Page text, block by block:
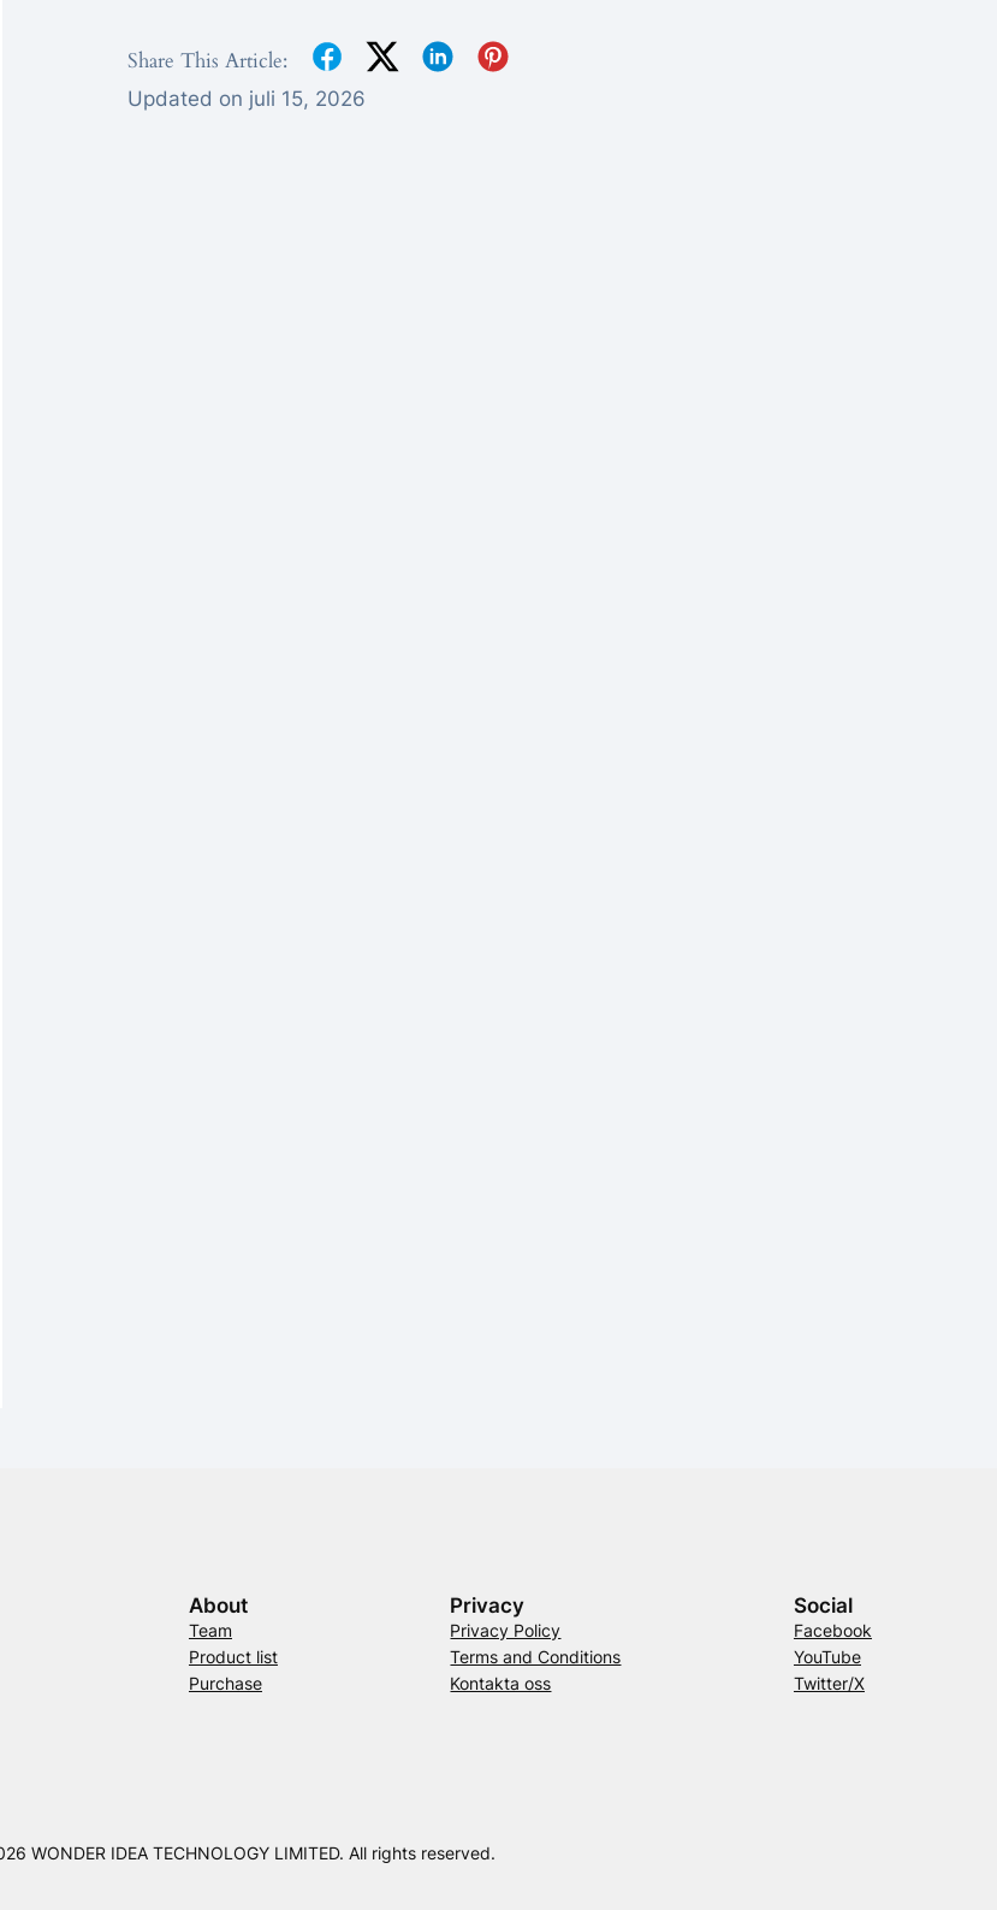
Share This Article:
Updated on juli 15, 2026
About
Team
Product list
Purchase
Privacy
Privacy Policy
Terms and Conditions
Kontakta oss
Social
Facebook
YouTube
Twitter/X
WONDER IDEA TECHNOLOGY LIMITED. All rights reserved.